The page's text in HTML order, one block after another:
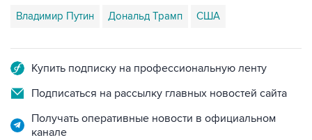
Владимир Путин Дональд Трамп США
Купить подписку на профессиональную ленту
Подписаться на рассылку главных новостей сайта
Получать оперативные новости в официальном
канале